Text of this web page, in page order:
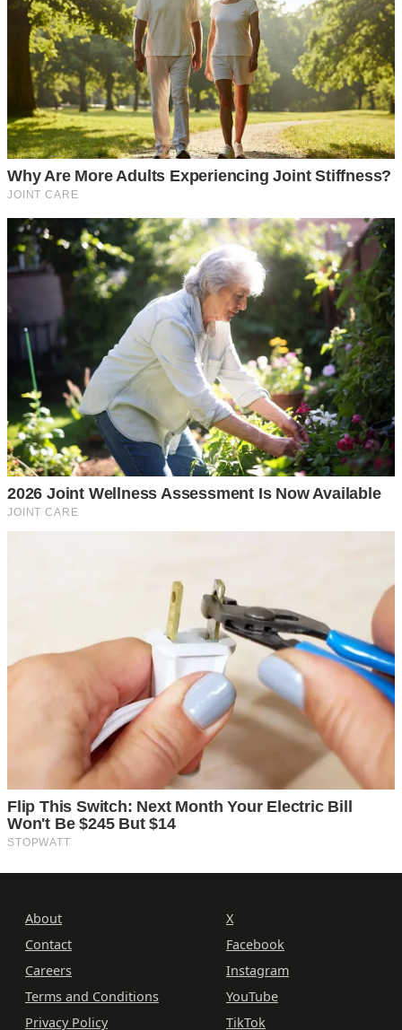
About
Contact
Careers
Terms and Conditions
Privacy Policy
X
Facebook
Instagram
YouTube
TikTok